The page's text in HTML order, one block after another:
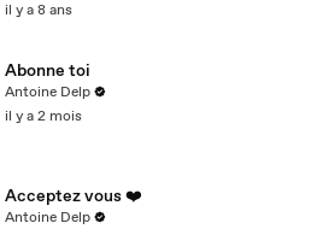
il y a 8 ans
Abonne toi
Antoine Delp
il y a 2 mois
Acceptez vous ❤️
Antoine Delp